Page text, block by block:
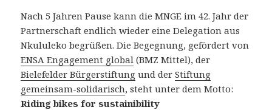
Nach 5 Jahren Pause kann die MNGE im 42. Jahr der
Partnerschaft endlich wieder eine Delegation aus
Nkululeko begrüßen. Die Begegnung, gefördert von
ENSA Engagement global (BMZ Mittel), der
Bielefelder Bürgerstiftung und derStiftung
gemeinsam-solidarisch, steht unter dem Motto:
Riding bikes for sustainibility